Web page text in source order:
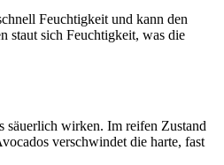
Feuchtigkeit und kann den
staut sich Feuchtigkeit, was die
säuerlich wirken. Im reifen Zustand
verschwindet die harte, fast